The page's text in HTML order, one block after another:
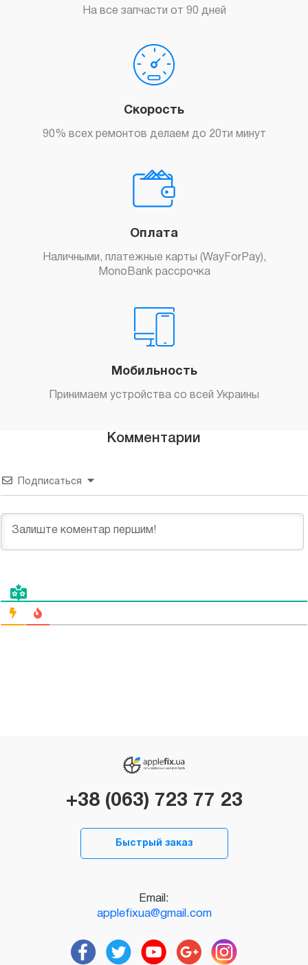
На все запчасти от 90 дней
Скорость
90% всех ремонтов делаем до 20ти минут
Оплата
Наличными, платежные карты (WayForPay),
MonoBank рассрочка
Мобильность
Принимаем устройства со всей Украины
Комментарии
Подписаться
+38 (063) 723 77 23
Быстрый заказ
Email:
applefixua@gmail.com